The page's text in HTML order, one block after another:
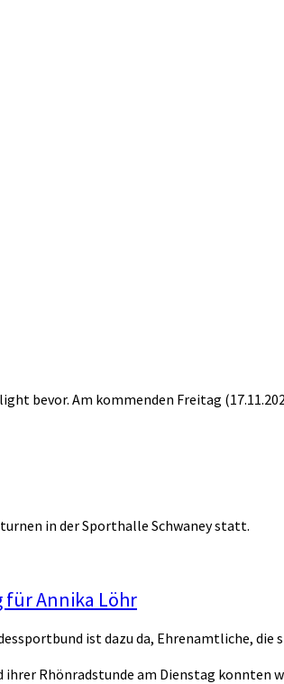
bevor. Am kommenden Freitag
in der Sporthalle Schwaney statt.
Annika Löhr
ist dazu da, Ehrenamtliche, die
Rhönradstunde am Dienstag konnten